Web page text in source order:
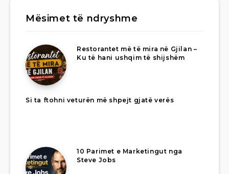
Mësimet të ndryshme
Restorantet më të mira në Gjilan –
Ku të hani ushqim të shijshëm
Si ta ftohni veturën më shpejt gjatë verës
10 Parimet e Marketingut nga
Steve Jobs